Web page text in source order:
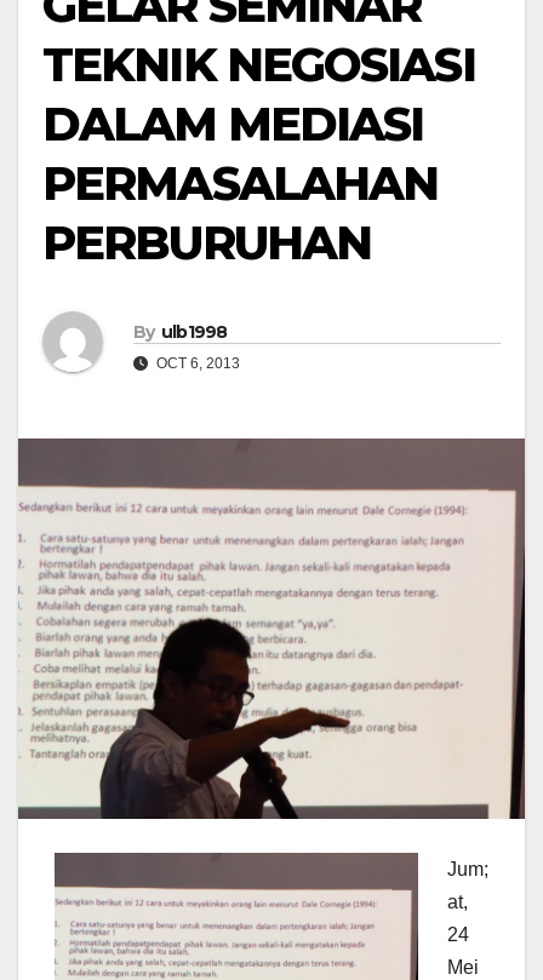
TEKNIK NEGOSIASI
DALAM MEDIASI
PERMASALAHAN
PERBURUHAN
By ulb1998
OCT 6, 2013
Jum;
at,
24
Mei